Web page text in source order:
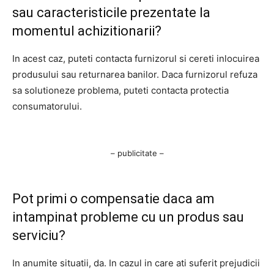
sau caracteristicile prezentate la
momentul achizitionarii?
In acest caz, puteti contacta furnizorul si cereti inlocuirea
produsului sau returnarea banilor. Daca furnizorul refuza
sa solutioneze problema, puteti contacta protectia
consumatorului.
– publicitate –
Pot primi o compensatie daca am
intampinat probleme cu un produs sau
serviciu?
In anumite situatii, da. In cazul in care ati suferit prejudicii